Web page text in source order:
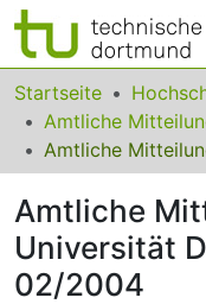
Bereiche &
Das gesamte
FAQ
Leitlinien
Startseite
Amtliche
Universität
02/2004